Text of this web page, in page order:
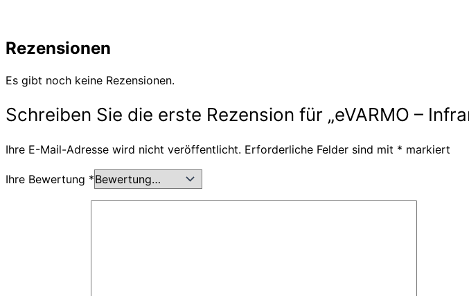
Rezensionen
Es gibt noch keine Rezensionen.
Schreiben Sie die erste Rezension für „eVARMO –
Ihre E-Mail-Adresse wird nicht veröffentlicht. Erforderliche Felder sind mit * markiert
Ihre Bewertung *